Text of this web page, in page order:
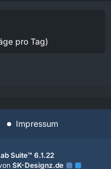
pro Tag)
Impressum
Suite™ 6.1.22
SK-Designz.de